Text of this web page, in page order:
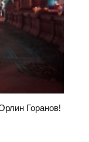
Горанов!